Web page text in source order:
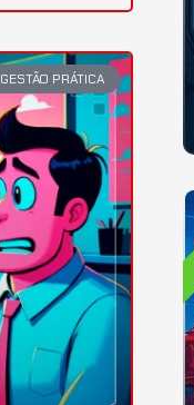
GESTÃO PRÁTICA